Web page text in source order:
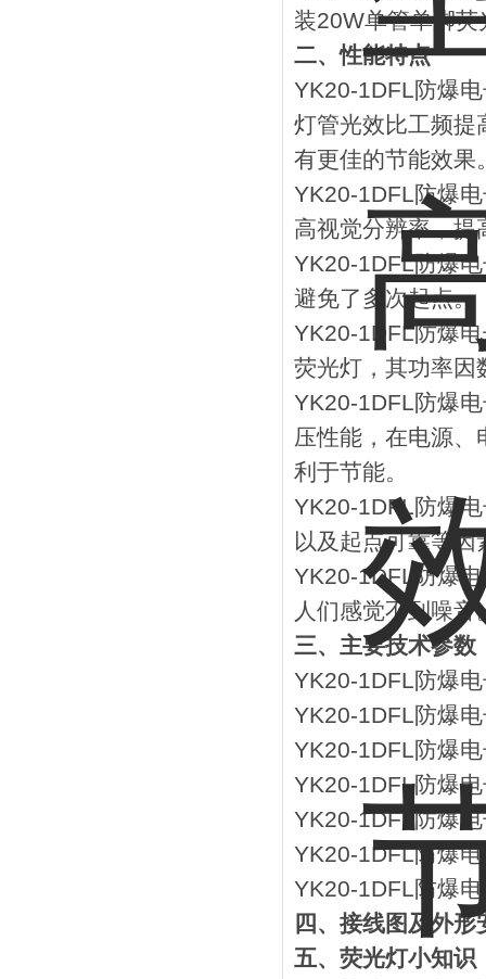
装20W单管单脚
二、性能特点
YK20-1DFL防爆
灯管光效比工频提
有更佳的节能效果
YK20-1DFL防爆
高视觉分辨率，提
YK20-1DFL防爆
避免了多次起点。
YK20-1DFL防爆
荧光灯，其功率因
YK20-1DFL防爆
压性能，在电源、
利于节能。
YK20-1DFL防爆
以及起点可靠等
YK20-1DFL防爆
人们感觉不到噪音
三、主要技术参数
YK20-1DFL防爆
YK20-1DFL防爆
YK20-1DFL防爆
YK20-1DFL防爆
YK20-1DFL防爆
YK20-1DFL防爆
YK20-1DFL防爆
四、接线图及外形
五、荧光灯小知识